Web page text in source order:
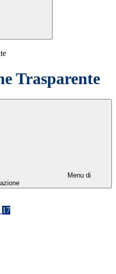
Trasparente
Menu di
17